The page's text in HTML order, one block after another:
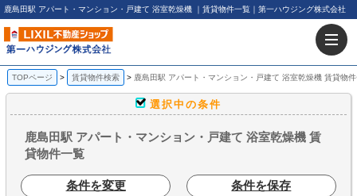
鹿島田駅 アパート・マンション・戸建て 浴室乾燥機 ｜賃貸物件一覧｜第一ハウジング株式会社
TOPページ 賃貸物件検索 鹿島田駅 アパート・マンション・戸建て 浴室乾燥機 賃貸物
選択中の条件
鹿島田駅 アパート・マンション・戸建て 浴室乾燥機 賃
貸物件一覧
条件を変更 条件を保存